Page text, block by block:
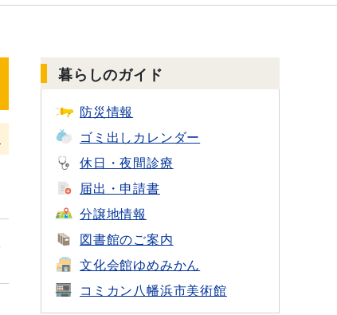
暮らしのガイド
防災情報
ゴミ出し カレンダー
休日・夜間診療
届出・申請書
分譲地情報
図書館のご案内
文化会館ゆめみかん
コミカン八幡浜市美術館